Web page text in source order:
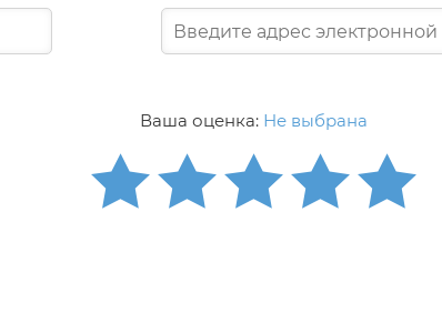
Ваша оценка: Не выбрана